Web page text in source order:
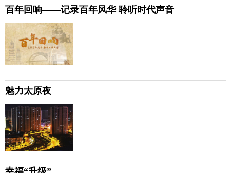
百年回响——记录百年风华 聆听时代声音
魅力太原夜